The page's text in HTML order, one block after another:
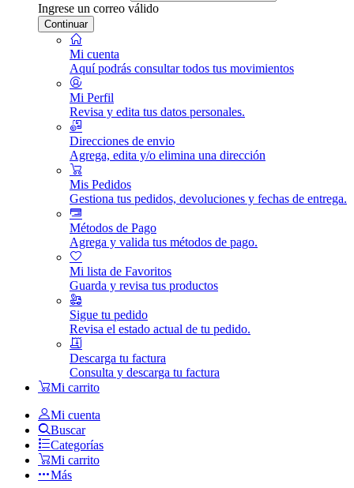
Ingrese un correo válido
Continuar
Mi cuenta
Aquí podrás consultar todos tus movimientos
Mi Perfil
Revisa y edita tus datos personales.
Direcciones de envio
Agrega, edita y/o elimina una dirección
Mis Pedidos
Gestiona tus pedidos, devoluciones y fechas de entrega.
Métodos de Pago
Agrega y valida tus métodos de pago.
Mi lista de Favoritos
Guarda y revisa tus productos
Sigue tu pedido
Revisa el estado actual de tu pedido.
Descarga tu factura
Consulta y descarga tu factura
Mi carrito
Mi cuenta
Buscar
Categorías
Mi carrito
Más